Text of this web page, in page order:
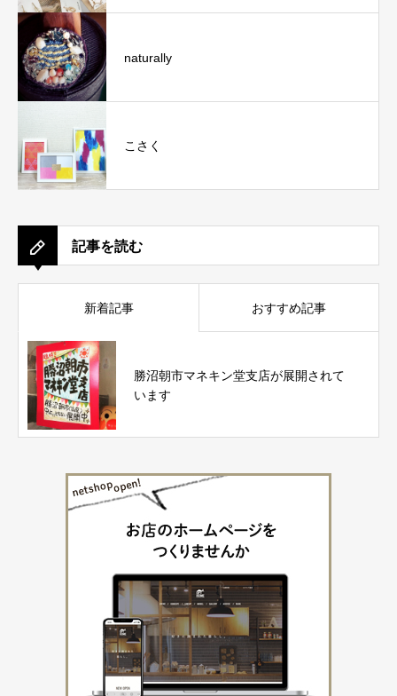
naturally
こさく
記事を読む
新着記事 おすすめ記事
勝沼朝市マネキン堂支店が展開されて
います